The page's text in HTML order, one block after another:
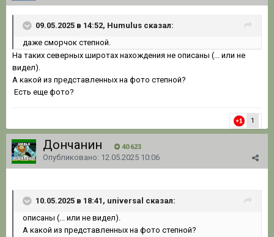
09.05.2025 в 14:52, Humulus сказал:
даже сморчок степной.
На таких северных широтах нахождения не описаны (... или не
видел).
А какой из представленных на фото степной?
Есть еще фото?
1
Дончанин 40 623
Опубликовано: 12.05.2025 10:06
10.05.2025 в 18:41, universal сказал:
описаны (... или не видел).
А какой из представленных на фото степной?